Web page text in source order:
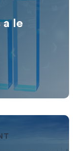
a le